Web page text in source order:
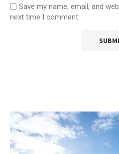
Save my name, email, and
next time I comment.